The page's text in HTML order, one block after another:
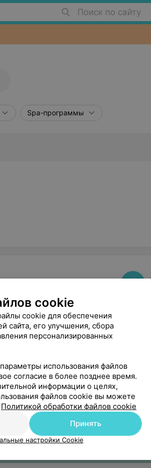
Поиск по сайту
Spa-программы
cookie
cookie для обеспечения
сайта, его улучшения, сбора
персонализированных
использования файлов
согласие в более позднее время.
информации о целях,
файлов cookie вы можете
Политикой обработки файлов cookie
Принять
настройки Cookie